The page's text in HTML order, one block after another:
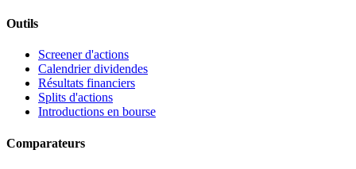
Outils
Screener d'actions
Calendrier dividendes
Résultats financiers
Splits d'actions
Introductions en bourse
Comparateurs